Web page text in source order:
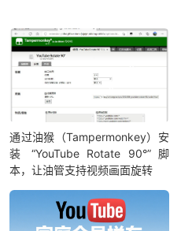
通过油猴（Tampermonkey）安
装 “YouTube Rotate 90°” 脚
本，让油管支持视频画面旋转